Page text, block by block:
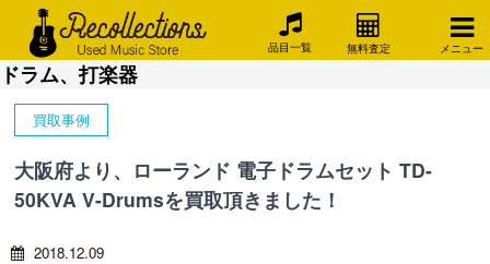
品目一覧 無料査定 メニュー
ドラム、打楽器
買取事例
大阪府より、ローランド 電子ドラムセット TD-
50KVA V-Drumsを買取頂きました！
2018.12.09